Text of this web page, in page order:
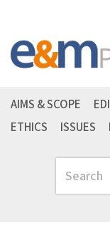
Search
AIMS & SCOPE
ETHICS
ISSUES